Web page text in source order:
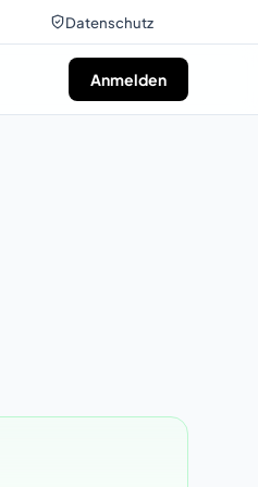
Datenschutz
Anmelden